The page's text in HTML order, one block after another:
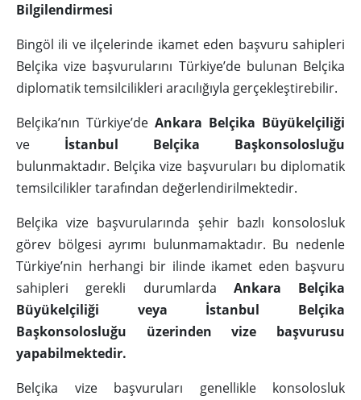
Bilgilendirmesi
Bingöl ili ve ilçelerinde ikamet eden başvuru sahipleri
Belçika vize başvurularını Türkiye’de bulunan Belçika
diplomatik temsilcilikleri aracılığıyla gerçekleştirebilir.
Belçika’nın Türkiye’de Ankara Belçika Büyükelçiliği
ve İstanbul Belçika Başkonsolosluğu
bulunmaktadır. Belçika vize başvuruları bu diplomatik
temsilcilikler tarafından değerlendirilmektedir.
Belçika vize başvurularında şehir bazlı konsolosluk
görev bölgesi ayrımı bulunmamaktadır. Bu nedenle
Türkiye’nin herhangi bir ilinde ikamet eden başvuru
sahipleri gerekli durumlarda Ankara Belçika
Büyükelçiliği veya İstanbul Belçika
Başkonsolosluğu üzerinden vize başvurusu
yapabilmektedir.
Belçika vize başvuruları genellikle konsolosluk